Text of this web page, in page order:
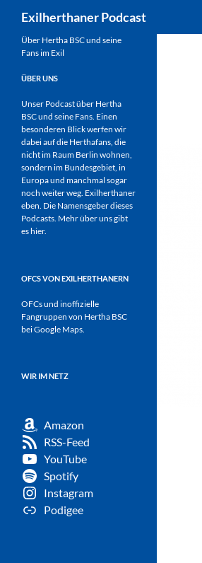
Inhalt
springen
Exilherthaner Podcast
Über Hertha BSC und seine
Fans im Exil
ÜBER UNS
Unser Podcast über Hertha
BSC und seine Fans. Einen
besonderen Blick werfen wir
dabei auf die Herthafans, die
nicht im Raum Berlin wohnen,
sondern im Bundesgebiet, in
Europa und manchmal sogar
noch weiter weg. Exilherthaner
eben. Die Namensgeber dieses
Podcasts. Mehr über uns gibt
eshier.
OFCS VON EXILHERTHANERN
OFCs und inoffizielle
Fangruppen von Hertha BSC
bei Google Maps.
WIR IM NETZ
Amazon
RSS-Feed
YouTube
Spotify
Instagram
Podigee